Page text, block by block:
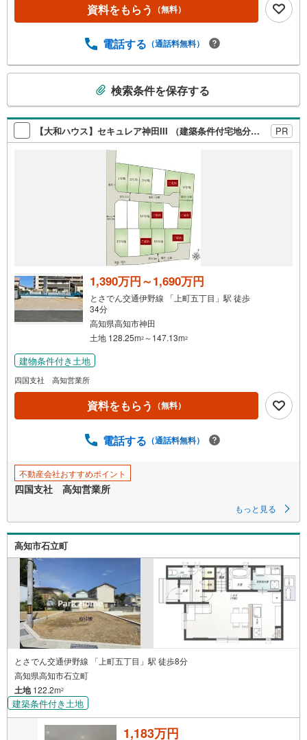
資料をもらう （無料）
電話する （通話料無料）
検
索
条
る
・
条
件
マ
イ
ペ
ー
る
検索条件を保存する
【大和ハウス】セキュレア神田III （建築条件付宅地分譲） PR
1,390万円～1,690万円
とさでん交通伊野線 「上町五丁目」駅 徒歩
34分
高知県高知市神田
土地 128.25m2 ～147.13m2
建物条件付き土地
四国支社 高知営業所
資料をもらう （無料）
電話する （通話料無料）
不動産会社おすすめポイント
四国支社 高知営業所
もっと見る
高知市石立町
とさでん交通伊野線 「上町五丁目」駅 徒歩8分
高知県高知市石立町
土地122.2m2
建築条件付き土地
1,183万円